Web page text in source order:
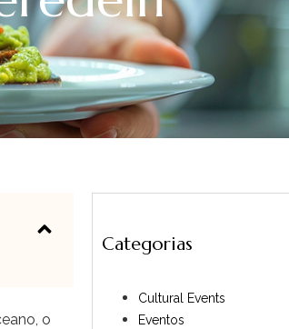
o
Categorias
Cultural Events
Eventos